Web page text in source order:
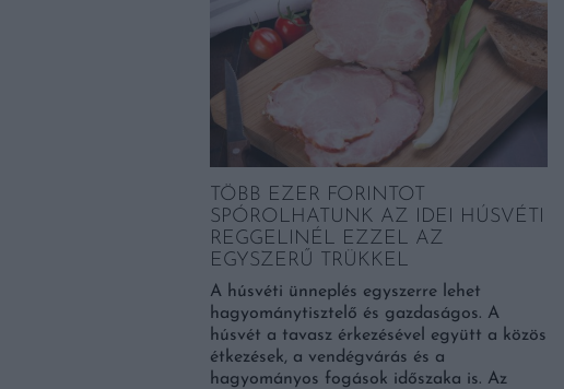
TÖBB EZER FORINTOT
SPÓROLHATUNK AZ IDEI HÚSVÉTI
REGGELINÉL EZZEL AZ
EGYSZERŰ TRÜKKEL
A húsvéti ünneplés egyszerre lehet
hagyománytisztelő és gazdaságos. A
húsvét a tavasz érkezésével együtt a közös
étkezések, a vendégvárás és a
hagyományos fogások időszaka is. Az